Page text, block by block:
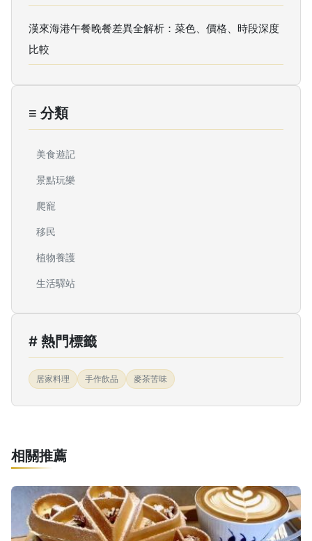
漢來海港午餐晚餐差異全解析：菜色、價格、時段深度
比較
≡ 分類
美食遊記
景點玩樂
爬寵
移民
植物養護
生活驛站
# 熱門標籤
居家料理 手作飲品 麥茶苦味
相關推薦